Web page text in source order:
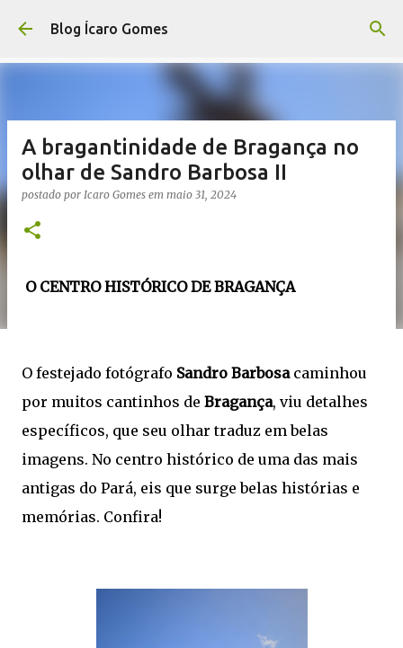
Pular para o conteúdo principal
Blog Ícaro Gomes
A bragantinidade de Bragança no
olhar de Sandro Barbosa II
postado por Icaro Gomes em maio 31, 2024
O CENTRO HISTÓRICO DE BRAGANÇA
O festejado fotógrafo Sandro Barbosa caminhou
por muitos cantinhos de Bragança, viu detalhes
específicos, que seu olhar traduz em belas
imagens. No centro histórico de uma das mais
antigas do Pará, eis que surge belas histórias e
memórias. Confira!